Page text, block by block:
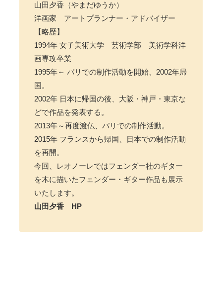
山田夕香（やまだゆうか）
洋画家 アートプランナー・アドバイザー
【略歴】
1994年 女子美術大学 芸術学部 美術学科洋
画専攻卒業
1995年～ パリでの制作活動を開始、2002年帰
国。
2002年 日本に帰国の後、大阪・神戸・東京な
どで作品を発表する。
2013年～再度渡仏、パリでの制作活動。
2015年 フランスから帰国、日本での制作活動
を再開。
今回、レオノーレではフェンダー社のギター
を木に描いたフェンダー・ギター作品も展示
いたします。
山田夕香 HP